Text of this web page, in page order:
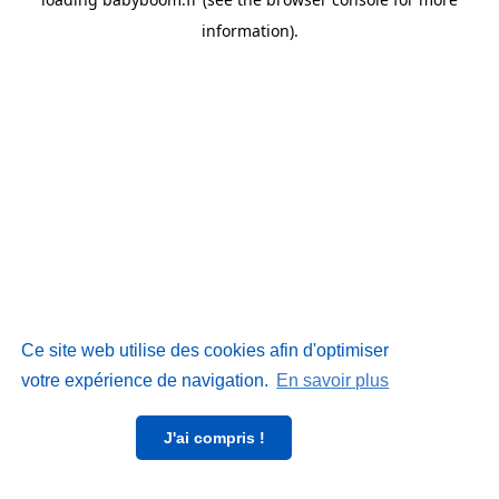
Ce site web utilise des cookies afin d'optimiser
votre expérience de navigation. En savoir plus
J'ai compris !
information).